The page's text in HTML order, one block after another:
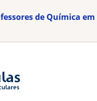
de Química em